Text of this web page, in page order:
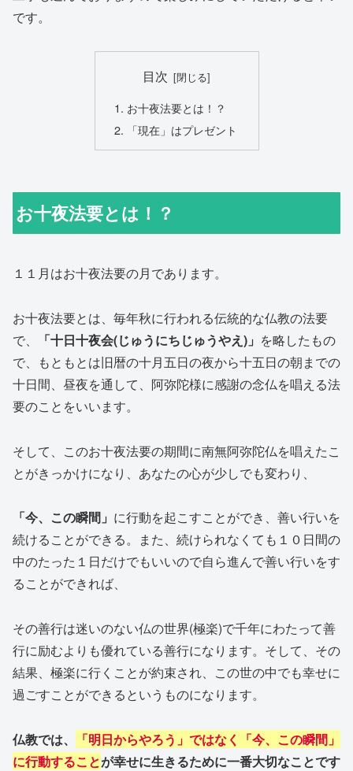
です。
目次
お十夜法要とは！？
「現在」はプレゼント
お十夜法要とは！？
１１月はお十夜法要の月であります。
お十夜法要とは、毎年秋に行われる伝統的な仏教の法要
で、
「十日十夜会(じゅうにちじゅうやえ)」 を略したもの
で、もともとは旧暦の十月五日の夜から十五日の朝までの
十日間、昼夜を通して、阿弥陀様に感謝の念仏を唱える法
要のことをいいます。
そして、このお十夜法要の期間に南無阿弥陀仏を唱えたこ
とがきっかけになり、あなたの心が少しでも変わり、
「今、この瞬間」 に行動を起こすことができ、善い行いを
続けることができる。また、続けられなくても１０日間の
中のたった１日だけでもいいので自ら進んで善い行いをす
ることができれば、
その善行は迷いのない仏の世界(極楽)で千年にわたって善
行に励むよりも優れている善行になります。そして、その
結果、極楽に行くことが約束され、この世の中でも幸せに
過ごすことができるというものになります。
仏教では、
「明日からやろう」ではなく「今、この瞬間」
に行動することが幸せに生きるために一番大切なことです